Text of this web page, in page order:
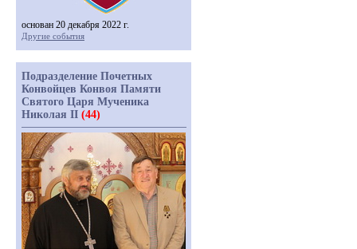
основан 20 декабря 2022 г.
Другие события
Подразделение Почетных
Конвойцев Конвоя Памяти
Святого Царя Мученика
Николая II (44)